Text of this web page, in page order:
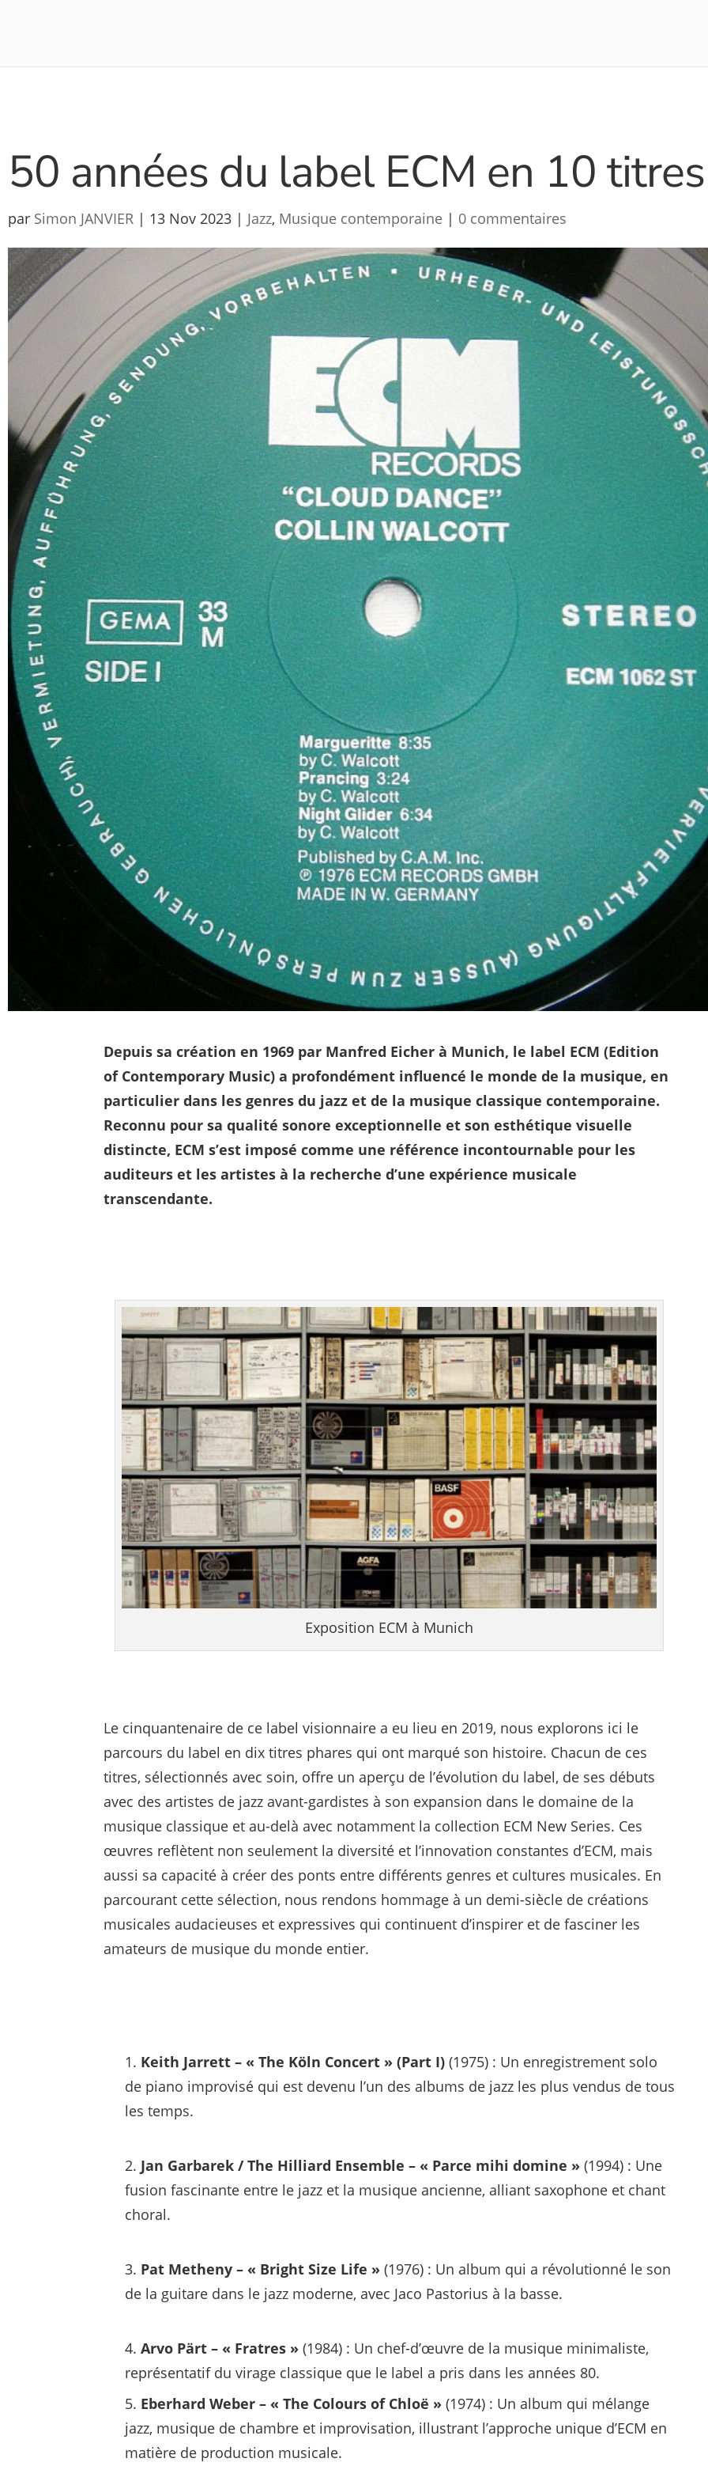
50 années du label ECM en 10 titres
par Simon JANVIER | 13 Nov 2023 | Jazz, Musique contemporaine | 0 commentaires
Depuis sa création en 1969 par Manfred Eicher à Munich, le label ECM (Edition
of Contemporary Music) a profondément influencé le monde de la musique, en
particulier dans les genres du jazz et de la musique classique contemporaine.
Reconnu pour sa qualité sonore exceptionnelle et son esthétique visuelle
distincte, ECM s’est imposé comme une référence incontournable pour les
auditeurs et les artistes à la recherche d’une expérience musicale
transcendante.
Exposition ECM à Munich
Le cinquantenaire de ce label visionnaire a eu lieu en 2019, nous explorons ici le
parcours du label en dix titres phares qui ont marqué son histoire. Chacun de ces
titres, sélectionnés avec soin, offre un aperçu de l’évolution du label, de ses débuts
avec des artistes de jazz avant-gardistes à son expansion dans le domaine de la
musique classique et au-delà avec notamment la collection ECM New Series. Ces
œuvres reflètent non seulement la diversité et l’innovation constantes d’ECM, mais
aussi sa capacité à créer des ponts entre différents genres et cultures musicales. En
parcourant cette sélection, nous rendons hommage à un demi-siècle de créations
musicales audacieuses et expressives qui continuent d’inspirer et de fasciner les
amateurs de musique du monde entier.
Keith Jarrett – « The Köln Concert » (Part I)(1975) : Un enregistrement solo
de piano improvisé qui est devenu l’un des albums de jazz les plus vendus de tous
les temps.
Jan Garbarek / The Hilliard Ensemble – « Parce mihi domine »(1994) : Une
fusion fascinante entre le jazz et la musique ancienne, alliant saxophone et chant
choral.
Pat Metheny – « Bright Size Life »(1976) : Un album qui a révolutionné le son
de la guitare dans le jazz moderne, avec Jaco Pastorius à la basse.
Arvo Pärt – « Fratres »(1984) : Un chef-d’œuvre de la musique minimaliste,
représentatif du virage classique que le label a pris dans les années 80.
Eberhard Weber – « The Colours of Chloë »(1974) : Un album qui mélange
jazz, musique de chambre et improvisation, illustrant l’approche unique d’ECM en
matière de production musicale.